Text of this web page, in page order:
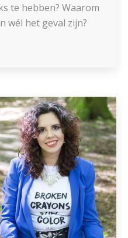
te hebben? Waarom
wél het geval zijn?